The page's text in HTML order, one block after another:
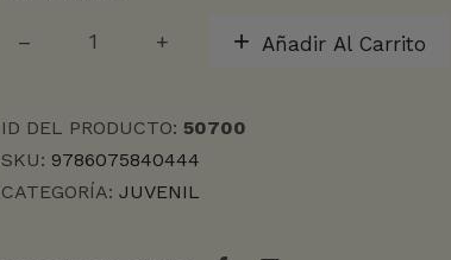
Añadir Al Carrito
ID DEL PRODUCTO: 50700
SKU: 9786075840444
CATEGORÍA: JUVENIL